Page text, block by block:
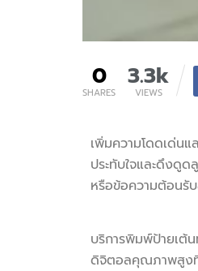
0
SHARES
3.3k
VIEWS
เพิ่มความโดดเด่น
ประทับใจและดึงดู
หรือข้อความต้อนรั
บริการพิมพ์ป้ายเต้
ดิจิตอลคุณภาพสูงที่